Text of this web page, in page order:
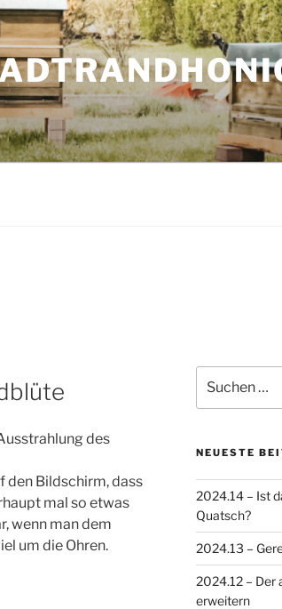
des
den Bildschirm, dass
mal so etwas
wenn man dem
um die Ohren.
nach:
NEUESTE
2024.14 – Ist
Quatsch?
2024.13 –
2024.12 – Der
erweitern